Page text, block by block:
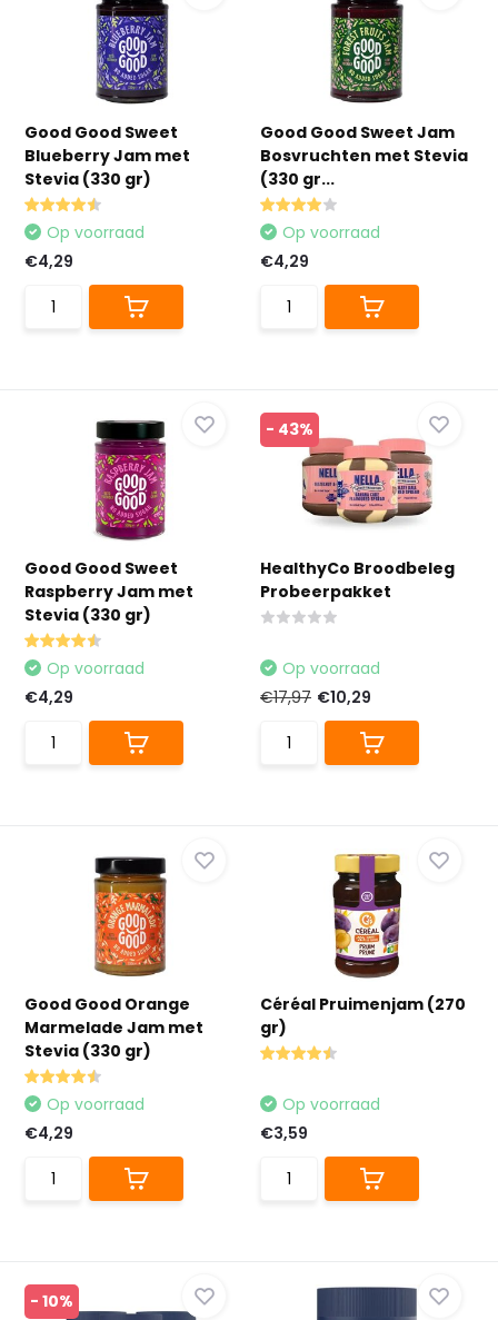
Good Good Sweet
Blueberry Jam met
Stevia (330 gr)
Op voorraad
€4,29
Good Good Sweet Jam
Bosvruchten met Stevia
(330 gr...
Op voorraad
€4,29
Good Good Sweet
Raspberry Jam met
Stevia (330 gr)
Op voorraad
€4,29
- 43%
HealthyCo Broodbeleg
Probeerpakket
Op voorraad
€17,97 €10,29
Good Good Orange
Marmelade Jam met
Stevia (330 gr)
Op voorraad
€4,29
Céréal Pruimenjam (270
gr)
Op voorraad
€3,59
- 10%